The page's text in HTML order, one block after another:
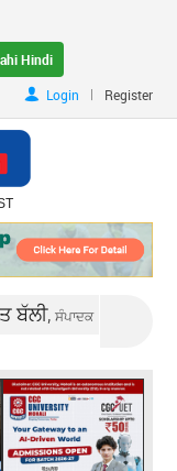
Hindi
Login
| Register
ਬੱਲੀ,ਸੰਪਾਦਕ